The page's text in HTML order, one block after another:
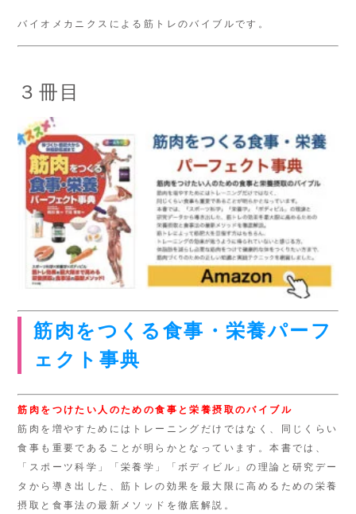
バイオメカニクスによる筋トレのバイブルです。
３冊目
筋肉をつくる食事・栄養パーフ
ェクト事典
筋肉をつけたい人のための食事と栄養摂取のバイブル
筋肉を増やすためにはトレーニングだけではなく、同じくらい
食事も重要であることが明らかとなっています。本書では、
「スポーツ科学」「栄養学」「ボディビル」の理論と研究デー
タから導き出した、筋トレの効果を最大限に高めるための栄養
摂取と食事法の最新メソッドを徹底解説。